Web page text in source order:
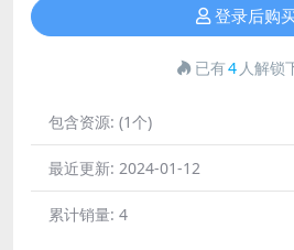
登录后购
已有4 人解锁
包含资源: (1个)
最近更新: 2024-01-12
累计销量: 4